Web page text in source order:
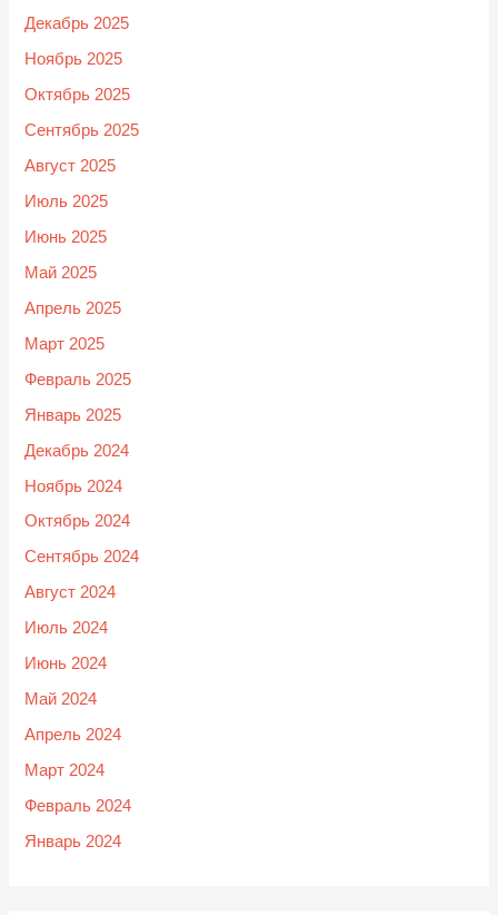
Декабрь 2025
Ноябрь 2025
Октябрь 2025
Сентябрь 2025
Август 2025
Июль 2025
Июнь 2025
Май 2025
Апрель 2025
Март 2025
Февраль 2025
Январь 2025
Декабрь 2024
Ноябрь 2024
Октябрь 2024
Сентябрь 2024
Август 2024
Июль 2024
Июнь 2024
Май 2024
Апрель 2024
Март 2024
Февраль 2024
Январь 2024